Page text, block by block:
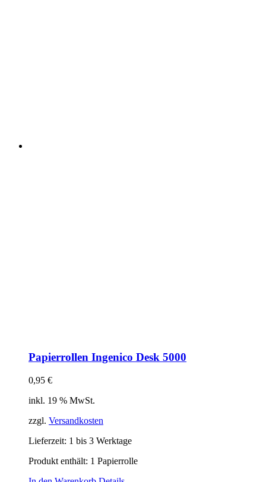
Papierrollen Ingenico Desk 5000
0,95 €
inkl. 19 % MwSt.
zzgl. Versandkosten
Lieferzeit: 1 bis 3 Werktage
Produkt enthält: 1 Papierrolle